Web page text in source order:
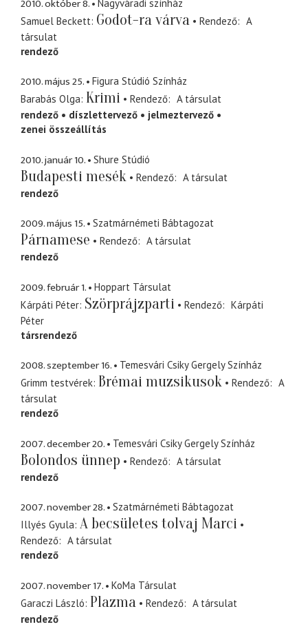
2010. október 8.
Nagyváradi színház
Samuel Beckett Godot-ra várva Rendező
A
társulat
rendező
2010. május 25.
Figura Stúdió Színház
Barabás Olga Krimi Rendező
A társulat
rendező
díszlettervező
jelmeztervező
zenei összeállítás
2010. január 10. Shure Stúdió
Budapesti mesék Rendező
A társulat
rendező
2009. május 15. Szatmárnémeti Bábtagozat
Párnamese Rendező
A társulat
rendező
2009. február 1.
Hoppart Társulat
Kárpáti Péter Szörprájzparti Rendező
Kárpáti
Péter
társrendező
2008. szeptember 16.
Temesvári Csiky Gergely Színház
Grimm testvérek Brémai muzsikusok Rendező
A
társulat
rendező
2007. december 20. Temesvári Csiky Gergely Színház
Bolondos ünnep Rendező
A társulat
rendező
2007. november 28.
Szatmárnémeti Bábtagozat
Illyés Gyula A becsületes tolvaj Marci
Rendező
A társulat
rendező
2007. november 17.
KoMa Társulat
Garaczi László Plazma Rendező
A társulat
rendező